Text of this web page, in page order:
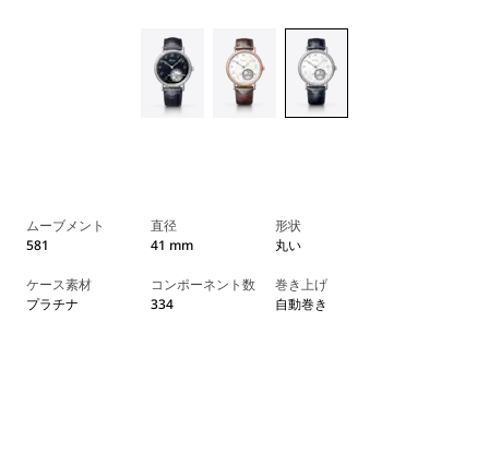
ムーブメント
581
直径
41 mm
形状
丸い
ケース素材
プラチナ
コンポーネント数
334
巻き上げ
自動巻き